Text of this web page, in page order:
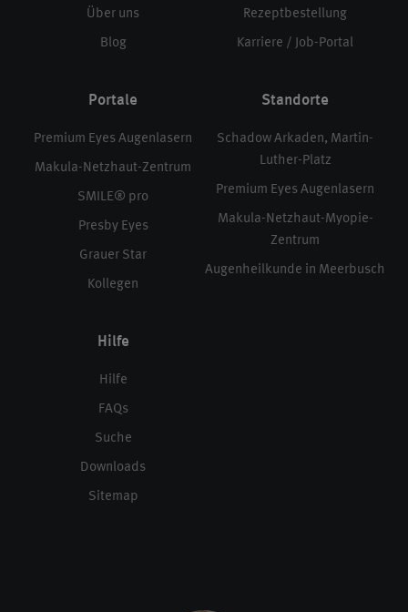
Über uns
Blog
Rezeptbestellung
Karriere / Job-Portal
Portale
Premium Eyes Augenlasern
Makula-Netzhaut-Zentrum
SMILE® pro
Presby Eyes
Grauer Star
Kollegen
Standorte
Schadow Arkaden, Martin-
Luther-Platz
Premium Eyes Augenlasern
Makula-Netzhaut-Myopie-
Zentrum
Augenheilkunde in Meerbusch
Hilfe
Hilfe
FAQs
Suche
Downloads
Sitemap